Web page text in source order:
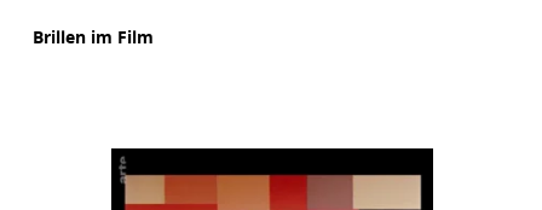
Brillen im Film